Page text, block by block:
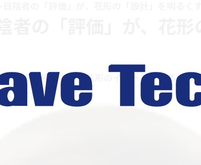
日陰者の「評価」が、花形の「設計」を明るくす
の「評価」が、花形
ニアの業務の中でも花形のイメージがあるもの
しょうか？